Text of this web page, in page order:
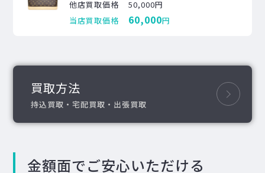
他店買取価格
50,000円
当店買取価格
60,000円
買取方法
持込買取・宅配買取・出張買取
金額面でご安心いただける